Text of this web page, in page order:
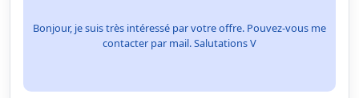
Bonjour, je suis très intéressé par votre offre. Pouvez-vous me
contacter par mail. Salutations V